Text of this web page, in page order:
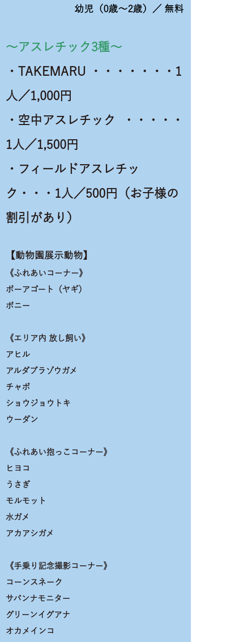
幼児（0歳～2歳）／ 無料
～アスレチック3種～
・TAKEMARU ・・・・・・・1
人／1,000円
・空中アスレチック ・・・・・
1人／1,500円
・フィールドアスレチッ
ク・・・1人／500円（お子様の
割引があり）
【動物園展示動物】
《ふれあいコーナー》
ボーアゴート（ヤギ）
ポニー
《エリア内 放し飼い》
アヒル
アルダブラゾウガメ
チャボ
ショウジョウトキ
ウーダン
《ふれあい抱っこコーナー》
ヒヨコ
うさぎ
モルモット
水ガメ
アカアシガメ
《手乗り記念撮影コーナー》
コーンスネーク
サバンナモニター
グリーンイグアナ
オカメインコ